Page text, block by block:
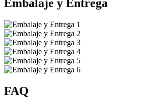
Embalaje y Entrega
FAQ